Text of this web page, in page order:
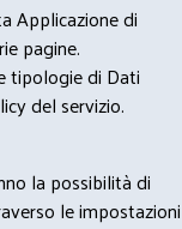
Applicazione di
pagine.
tipologie di Dati
del servizio.
la possibilità di
le impostazioni